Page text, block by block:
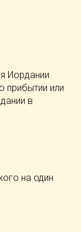
Иордании
прибытии или
в
на один